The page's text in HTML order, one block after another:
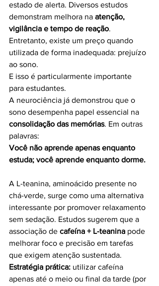
estado de alerta. Diversos estudos
demonstram melhora na atenção,
vigilância e tempo de reação.
Entretanto, existe um preço quando
utilizada de forma inadequada: prejuízo
ao sono.
E isso é particularmente importante
para estudantes.
A neurociência já demonstrou que o
sono desempenha papel essencial na
consolidação das memórias. Em outras
palavras:
Você não aprende apenas enquanto
estuda; você aprende enquanto dorme.
A L-teanina, aminoácido presente no
chá-verde, surge como uma alternativa
interessante por promover relaxamento
sem sedação. Estudos sugerem que a
associação de cafeína + L-teanina pode
melhorar foco e precisão em tarefas
que exigem atenção sustentada.
Estratégia prática: utilizar cafeína
apenas até o meio ou final da tarde (por